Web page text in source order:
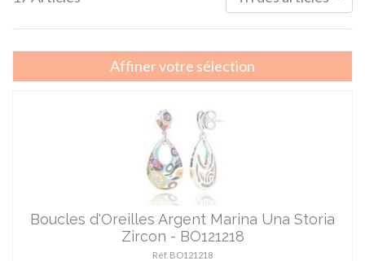
Affiner votre sélection
Boucles d'Oreilles Argent Marina Una Storia
Zircon - BO121218
Réf. BO121218